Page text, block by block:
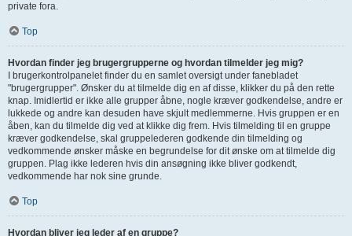
private fora.
Top
Hvordan finder jeg brugergrupperne og hvordan tilmelder jeg mig?
I brugerkontrolpanelet finder du en samlet oversigt under fanebladet
"brugergrupper". Ønsker du at tilmelde dig en af disse, klikker du på den rette
knap. Imidlertid er ikke alle grupper åbne, nogle kræver godkendelse, andre er
lukkede og andre kan desuden have skjult medlemmerne. Hvis gruppen er en
åben, kan du tilmelde dig ved at klikke dig frem. Hvis tilmelding til en gruppe
kræver godkendelse, skal gruppelederen godkende din tilmelding og
vedkommende ønsker måske en begrundelse for dit ønske om at tilmelde dig
gruppen. Plag ikke lederen hvis din ansøgning ikke bliver godkendt,
vedkommende har nok sine grunde.
Top
Hvordan bliver jeg leder af en gruppe?